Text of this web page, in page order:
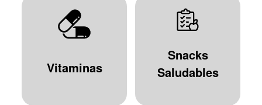
Vitaminas
Snacks
Saludables